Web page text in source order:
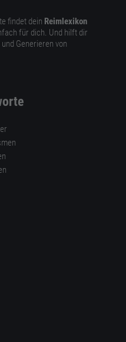
findet dein Reimlexikon
für dich. Und hilft dir
Generieren von